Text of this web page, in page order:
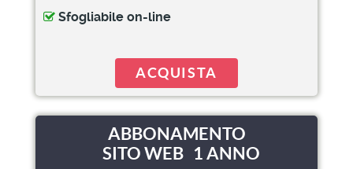
Sfogliabile on-line
ACQUISTA
ABBONAMENTO
SITO WEB 1 ANNO